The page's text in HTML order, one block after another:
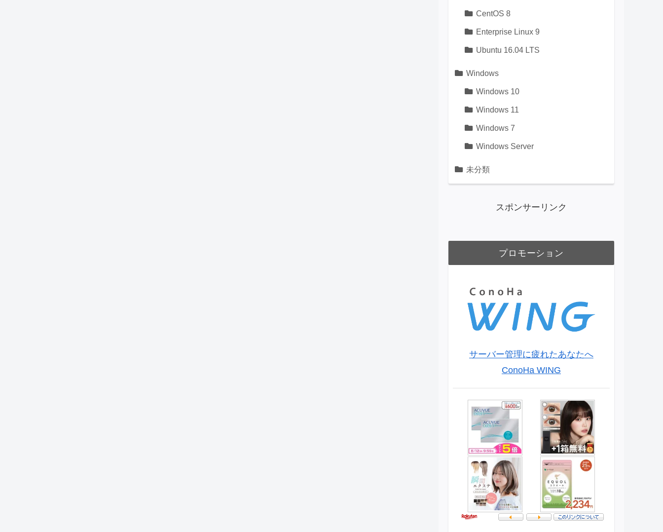
CentOS 8
Enterprise Linux 9
Ubuntu 16.04 LTS
Windows
Windows 10
Windows 11
Windows 7
Windows Server
未分類
スポンサーリンク
プロモーション
サーバー管理に疲れたあなたへ
ConoHa WING